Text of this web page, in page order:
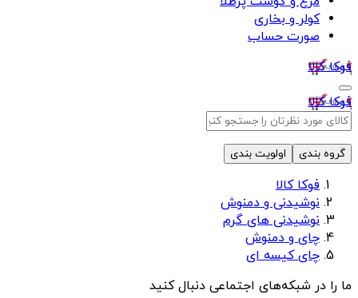
کولر و بخاری
صورت حساب
فوکا کالا
فوکا کالا
گروه بندی اولویت بندی
فوکا کالا
نوشیدنی و دمنوش
نوشیدنی های گرم
چای و دمنوش
چای کیسه ای
ما را در شبکه‌های اجتماعی دنبال کنید